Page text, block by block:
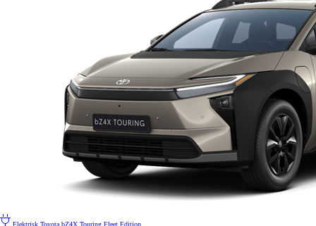
Elektrisk Toyota bZ4X Touring Fleet Edition